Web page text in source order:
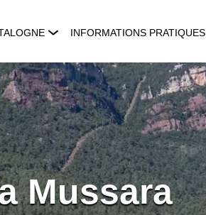
INFORMATIONS PRATIQUES
Mussara